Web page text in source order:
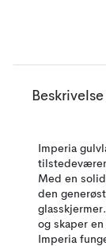
Beskrivelse
Imperia
Med en
den
og skaper
Imperia